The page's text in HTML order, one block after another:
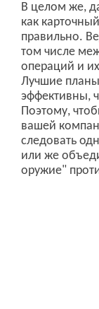
В целом же,
как
правильно.
том числе
операций и
Лучшие
эффективны,
Поэтому,
вашей
следовать
или же
оружие"